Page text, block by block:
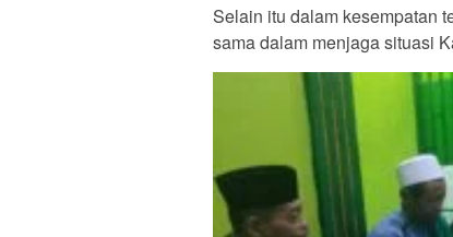
Selain itu dalam kesempatan
sama dalam menjaga situasi